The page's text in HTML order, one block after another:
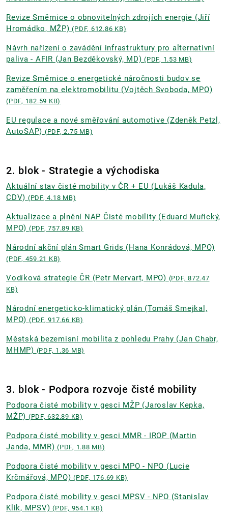
Revize Směrnice o obnovitelných zdrojích energie (Jiří
Hromádko, MŽP)(PDF, 612.86 KB)
Návrh nařízení o zavádění infrastruktury pro alternativní
paliva - AFIR (Jan Bezděkovský, MD) (PDF, 1.53 MB)
Revize Směrnice o energetické náročnosti budov se
zaměřením na elektromobilitu (Vojtěch Svoboda, MPO)
(PDF, 182.59 KB)
EU regulace a nové směřování automotive (Zdeněk Petzl,
AutoSAP) (PDF, 2.75 MB)
2. blok - Strategie a východiska
Aktuální stav čisté mobility v ČR + EU (Lukáš Kadula,
CDV) (PDF, 4.18 MB)
Aktualizace a plnění NAP Čisté mobility (Eduard Muřický,
MPO) (PDF, 757.89 KB)
Národní akční plán Smart Grids (Hana Konrádová, MPO)
(PDF, 459.21 KB)
Vodíková strategie ČR (Petr Mervart, MPO) (PDF, 872.47
KB)
Národní energeticko-klimatický plán (Tomáš Smejkal,
MPO) (PDF, 917.66 KB)
Městská bezemisní mobilita z pohledu Prahy (Jan Chabr,
MHMP) (PDF, 1.36 MB)
3. blok - Podpora rozvoje čisté mobility
Podpora čisté mobility v gesci MŽP (Jaroslav Kepka,
MŽP) (PDF, 632.89 KB)
Podpora čisté mobility v gesci MMR - IROP (Martin
Janda, MMR) (PDF, 1.88 MB)
Podpora čisté mobility v gesci MPO - NPO (Lucie
Krčmářová, MPO) (PDF, 176.69 KB)
Podpora čisté mobility v gesci MPSV - NPO (Stanislav
Klik, MPSV) (PDF, 954.1 KB)